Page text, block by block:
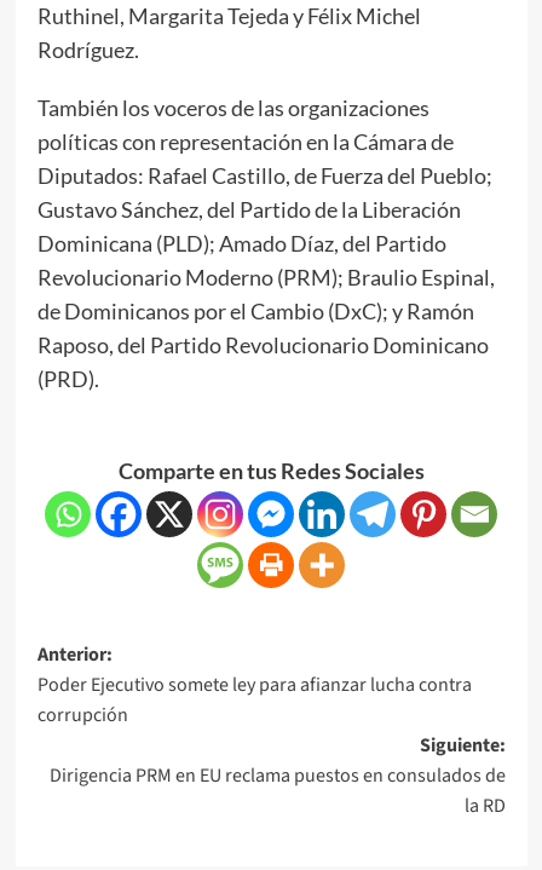
Ruthinel, Margarita Tejeda y Félix Michel
Rodríguez.
También los voceros de las organizaciones
políticas con representación en la Cámara de
Diputados: Rafael Castillo, de Fuerza del Pueblo;
Gustavo Sánchez, del Partido de la Liberación
Dominicana (PLD); Amado Díaz, del Partido
Revolucionario Moderno (PRM); Braulio Espinal,
de Dominicanos por el Cambio (DxC); y Ramón
Raposo, del Partido Revolucionario Dominicano
(PRD).
Comparte en tus Redes Sociales
Anterior:
Poder Ejecutivo somete ley para afianzar lucha contra
corrupción
Siguiente:
Dirigencia PRM en EU reclama puestos en consulados de
la RD